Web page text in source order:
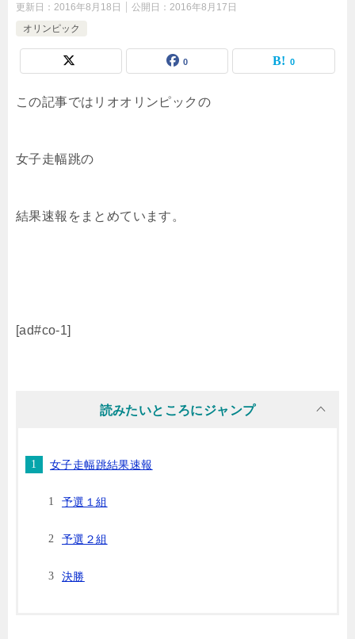
更新日： 2016年8月18日 公開日： 2016年8月17日
オリンピック
0 0
この記事ではリオオリンピックの
女子走幅跳の
結果速報をまとめています。
[ad#co-1]
読みたいところにジャンプ
女子走幅跳結果速報
予選１組
予選２組
決勝